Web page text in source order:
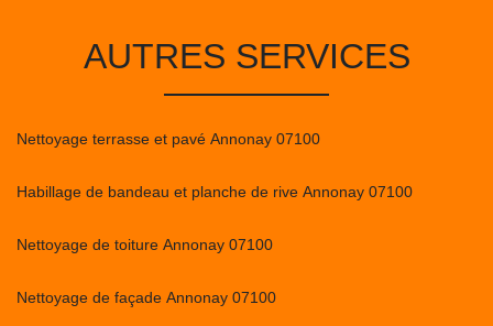
AUTRES SERVICES
Nettoyage terrasse et pavé Annonay 07100
Habillage de bandeau et planche de rive Annonay 07100
Nettoyage de toiture Annonay 07100
Nettoyage de façade Annonay 07100